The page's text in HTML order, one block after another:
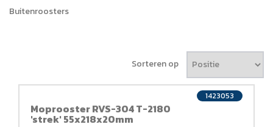
Buitenroosters
Sorteren op
Moprooster RVS-304 T-2180
'strek' 55x218x20mm
1423053